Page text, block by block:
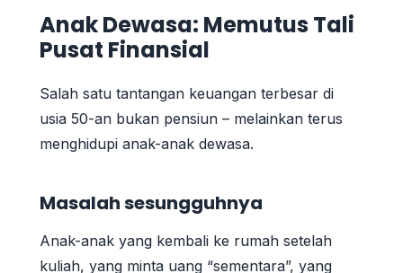
Anak Dewasa: Memutus Tali
Pusat Finansial
Salah satu tantangan keuangan terbesar di
usia 50-an bukan pensiun – melainkan terus
menghidupi anak-anak dewasa.
Masalah sesungguhnya
Anak-anak yang kembali ke rumah setelah
kuliah, yang minta uang “sementara”, yang